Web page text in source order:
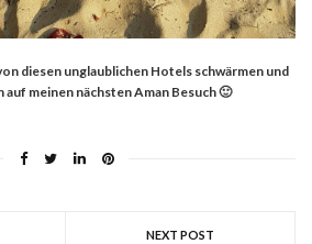
diesen unglaublichen Hotels schwärmen und
auf meinen nächsten Aman Besuch 🙂
NEXT POST